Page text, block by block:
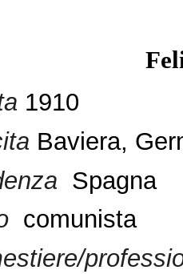
1910
Baviera,
Spagna
comunista